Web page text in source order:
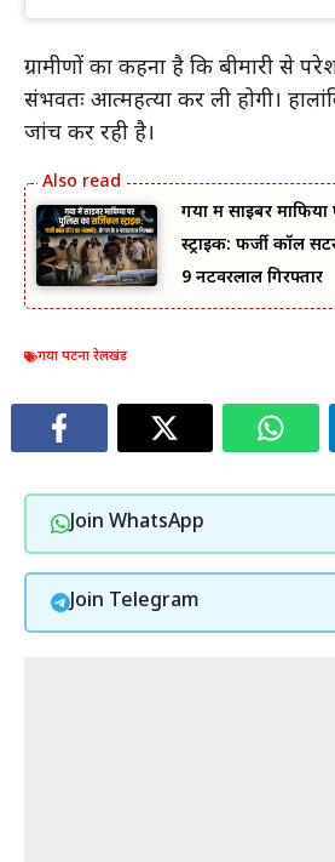
ग्रामीणों का कहना है कि बीमारी से
संभवतः आत्महत्या कर ली होगी।
जांच कर रही है।
गया में साइबर
स्ट्राइक: फर्जी कॉल
9 नटवरलाल गिरफ्तार
गया पटना रेलखंड
Join WhatsApp
Join Telegram